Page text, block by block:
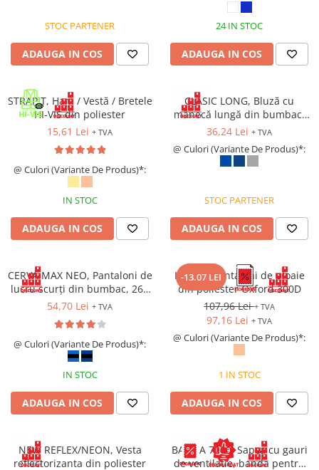
Bocanci de lucru O1
Bocanci de lucru O2
Bocanci de protecție S1
Bocanci de protecție S1P
Bocanci de protecție S2
Bocanci de protecție S3
Cizme outdoor
Cizme de lucru OB
Cizme de lucru O4/O5
Cizme de protecție S4
Cizme de protecție S5
Cizme electroizolante
Saboți și papuci de uz general
Saboți de lucru O1
Saboți de protecție OB
Saboți de protecție SB
Sandale de protecție OB
STOC PARTENER
ADAUGA IN COS
24 IN STOC
ADAUGA IN COS
STRAPIT, Ham / Vestă / Bretele
HI-VIS din poliester
15,61 Lei + TVA
@ Culori (Variante De Produs)*:
IN STOC
ADAUGA IN COS
CLASIC LONG, Bluză cu
mânecă lungă din bumbac,
150 g/mp
36,24 Lei + TVA
@ Culori (Variante De Produs)*:
STOC PARTENER
ADAUGA IN COS
CERVA MAX NEO, Pantaloni de
lucru scurți din bumbac, 260
g/mp
54,70 Lei + TVA
@ Culori (Variante De Produs)*:
IN STOC
ADAUGA IN COS
-13.07 LEI
HYDRA, Pantaloni de ploaie
din poliester Oxford 300D
107,96 Lei+ TVA
97,16 Lei + TVA
@ Culori (Variante De Produs)*:
1 IN STOC
ADAUGA IN COS
NEW REFLEX/NEON, Vesta
reflectorizanta din poliester
BASICA 7000, Sapca cu gauri
de ventilatie, banda pentru